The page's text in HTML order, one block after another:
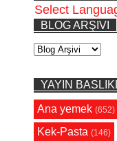
Select
BLOG ARŞIVI
YAYIN
Ana yemek (652)
Kek-Pasta (146)